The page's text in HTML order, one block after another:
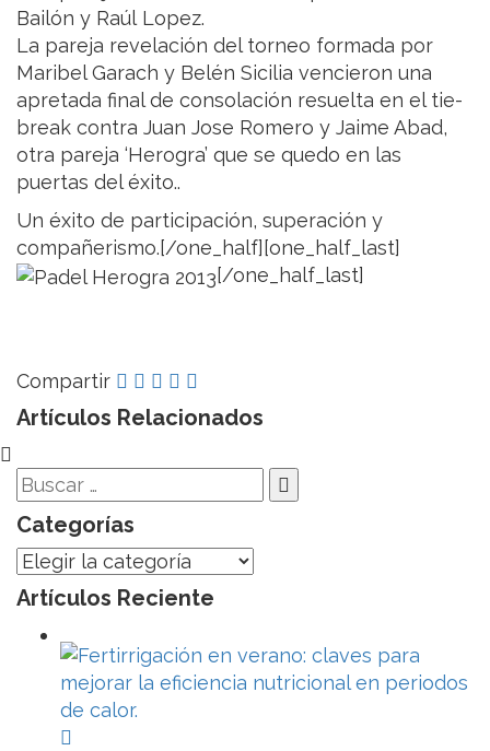
Bailón y Raúl Lopez.
La pareja revelación del torneo formada por
Maribel Garach y Belén Sicilia vencieron una
apretada final de consolación resuelta en el tie-
break contra Juan Jose Romero y Jaime Abad,
otra pareja ‘Herogra’ que se quedo en las
puertas del éxito..
Un éxito de participación, superación y
compañerismo.[/one_half][one_half_last]
[/one_half_last]
Compartir
Artículos Relacionados
Categorías
Categorías
Artículos Reciente